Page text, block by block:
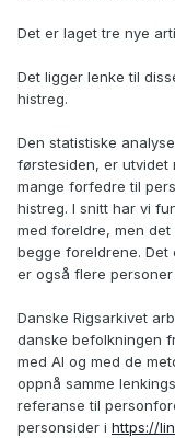
Det er laget tre nye
Det ligger lenke til
histreg.
Den statistiske
førstesiden, er utvidet
mange forfedre til
histreg. I snitt har vi
med foreldre, men
begge foreldrene. Det
er også flere
Danske Rigsarkivet
danske befolkningen
med AI og med de
oppnå samme
referanse til
personsider i https://